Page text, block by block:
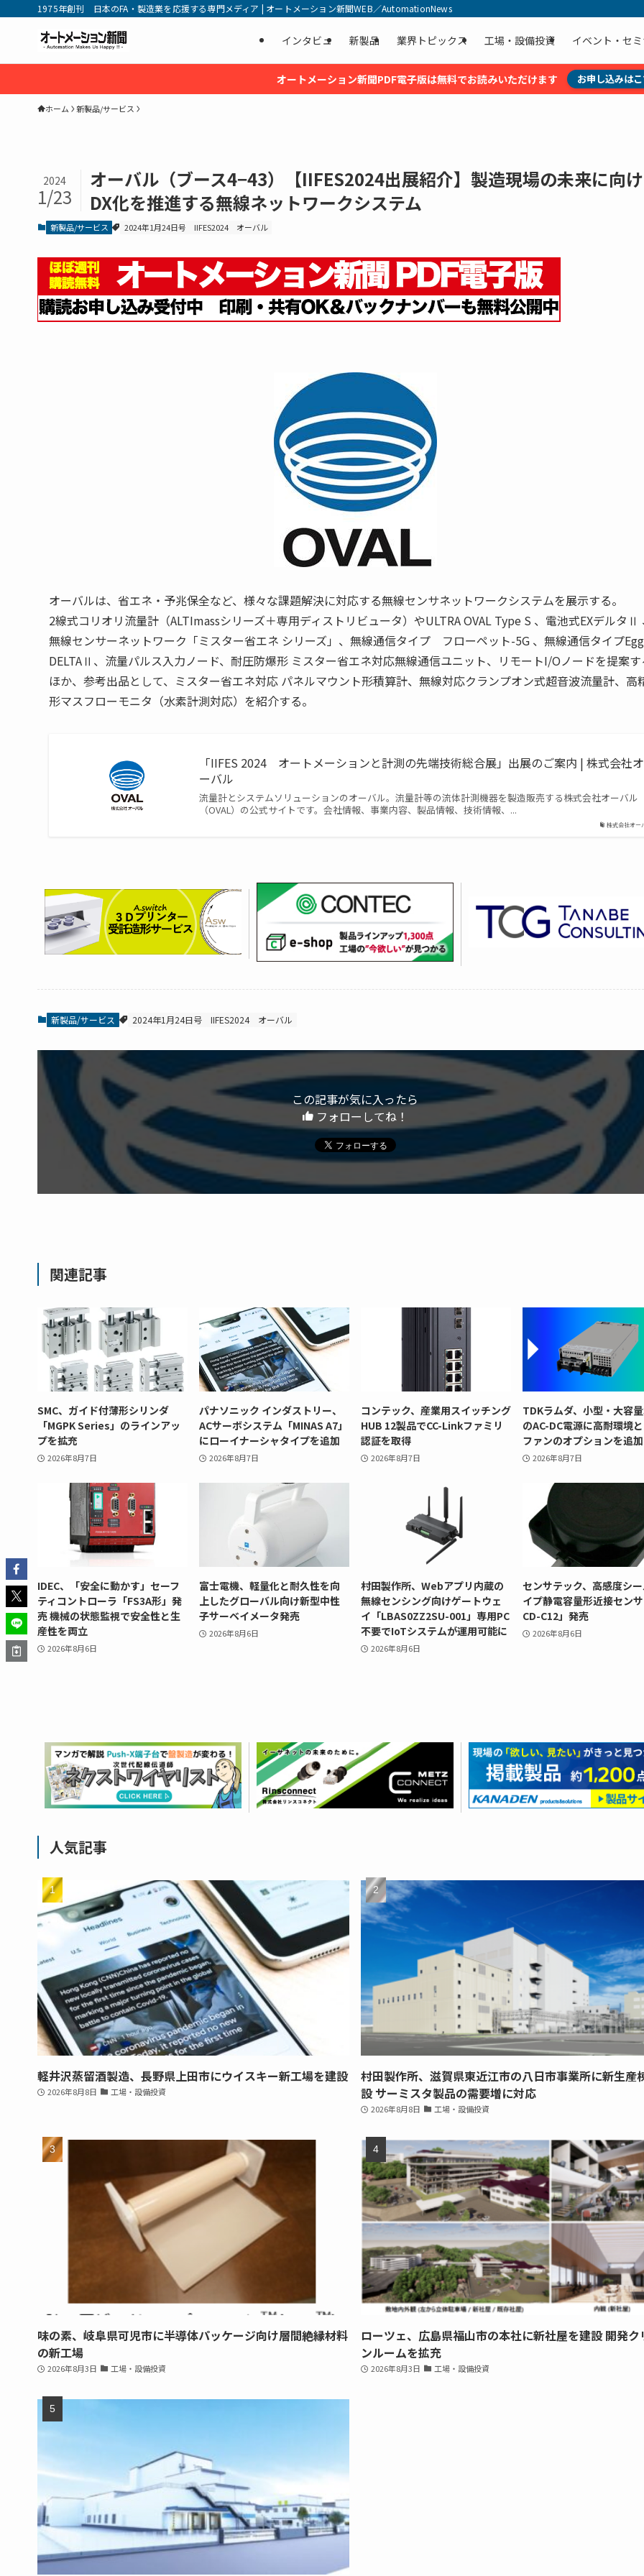
1975年創刊 日本のFA・製造業を応援する専門メディア | オートメーション新聞WEB／AutomationNews
インタビュ 新製品 業界トピックス 工場・設備投資 イベント・セ
オートメーション新聞PDF電子版は無料でお読みいただけます お申し込みは
ホーム 新製品/サービス
オーバル（ブース4−43）【IIFES2024出展紹介】製造現場の未来に向
DX化を推進する無線ネットワークシステム
2024
1/23
新製品/サービス 2024年1月24日号 IIFES2024 オーバル
オーバルは、省エネ・予兆保全など、様々な課題解決に対応する無線センサネットワークシステムを展示する。
2線式コリオリ流量計（ALTImassシリーズ＋専用ディストリビュータ）やULTRA OVAL Type S 、電池式EXデルタⅡ
無線センサーネットワーク「ミスター省エネ シリーズ」、無線通信タイプ フローペット-5G 、無線通信タイプ
DELTAⅡ、流量パルス入力ノード、耐圧防爆形 ミスター省エネ対応無線通信ユニット、リモートI/Oノードを提案
ほか、参考出品として、ミスター省エネ対応 パネルマウント形積算計、無線対応クランプオン式超音波流量計、高
形マスフローモニタ（水素計測対応）を紹介する。
株式会社オー
「IIFES 2024 オートメーションと計測の先端技術総合展」出展のご案内 | 株式会社オ
ーバル
流量計とシステムソリューションのオーバル。流量計等の流体計測機器を製造販売する株式会社オーバル
（OVAL）の公式サイトです。会社情報、事業内容、製品情報、技術情報、...
新製品/サービス 2024年1月24日号 IIFES2024 オーバル
この記事が気に入ったら
フォローしてね！
関連記事
SMC、ガイド付薄形シリンダ
「MGPK Series」のラインアッ
プを拡充
2026年8月7日
パナソニック インダストリー、
ACサーボシステム「MINAS A7」
にローイナーシャタイプを追加
2026年8月7日
コンテック、産業用スイッチング
HUB 12製品でCC-Linkファミリ
認証を取得
2026年8月7日
TDKラムダ、小型・大容
のAC-DC電源に高耐環境
ファンのオプションを追加
2026年8月7日
IDEC、「安全に動かす」セーフ
ティコントローラ「FS3A形」発
売 機械の状態監視で安全性と生
産性を両立
2026年8月6日
富士電機、軽量化と耐久性を向
上したグローバル向け新型中性
子サーベイメータ発売
2026年8月6日
村田製作所、Webアプリ内蔵の
無線センシング向けゲートウェ
イ「LBAS0ZZ2SU-001」専用PC
不要でIoTシステムが運用可能に
2026年8月6日
センサテック、高感度シ
イプ静電容量形近接セン
CD-C12」発売
2026年8月6日
人気記事
軽井沢蒸留酒製造、長野県上田市にウイスキー新工場を建設
2026年8月8日 工場・設備投資
村田製作所、滋賀県東近江市の八日市事業所に新生産
設 サーミスタ製品の需要増に対応
2026年8月8日 工場・設備投資
味の素、岐阜県可児市に半導体パッケージ向け層間絶縁材料
の新工場
2026年8月3日 工場・設備投資
ローツェ、広島県福山市の本社に新社屋を建設 開発ク
ンルームを拡充
2026年8月3日 工場・設備投資